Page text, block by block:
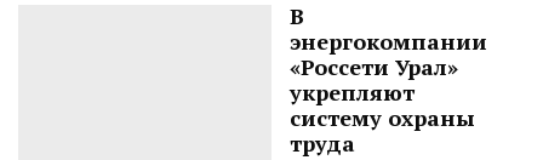
В
энергокомпании
«Россети Урал»
укрепляют
систему охраны
труда